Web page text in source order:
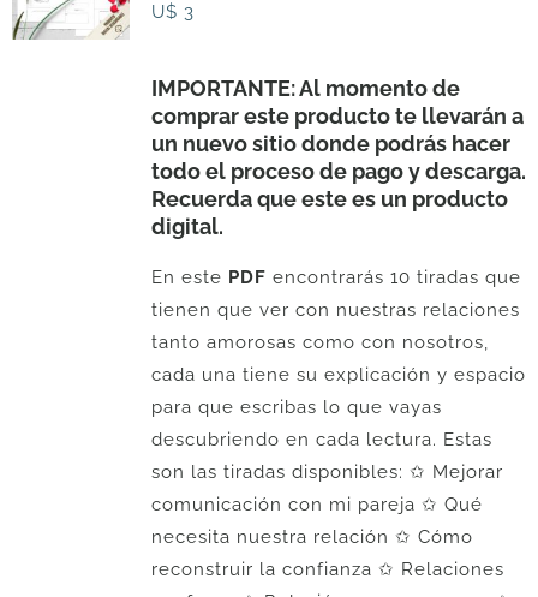
U$ 3
IMPORTANTE: Al momento de
comprar este producto te llevarán a
un nuevo sitio donde podrás hacer
todo el proceso de pago y descarga.
Recuerda que este es un producto
digital.
En este PDF encontrarás 10 tiradas que
tienen que ver con nuestras relaciones
tanto amorosas como con nosotros,
cada una tiene su explicación y espacio
para que escribas lo que vayas
descubriendo en cada lectura. Estas
son las tiradas disponibles: ✩ Mejorar
comunicación con mi pareja ✩ Qué
necesita nuestra relación ✩ Cómo
reconstruir la confianza ✩ Relaciones